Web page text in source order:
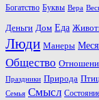
Богатство Буквы Вера
Деньги Дом Еда
Люди Манеры
Общество
Праздники Природа
Семья Смысл